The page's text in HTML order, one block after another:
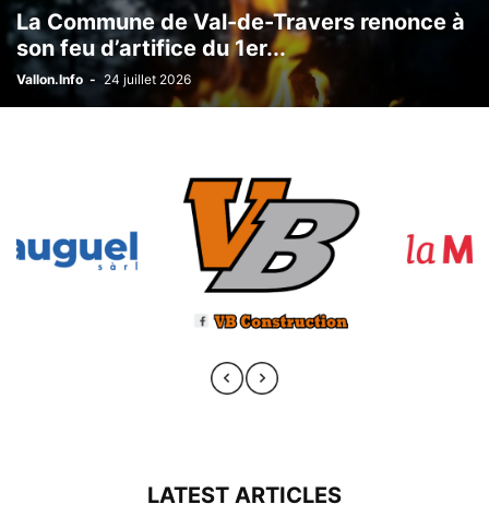
La Commune de Val-de-Travers renonce à
son feu d’artifice du 1er...
Vallon.Info - 24 juillet 2026
LATEST ARTICLES